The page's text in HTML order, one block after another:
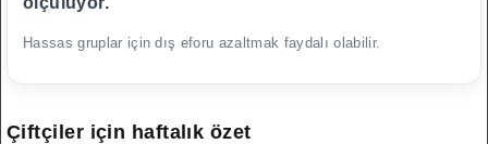
Hassas gruplar için dış eforu azaltmak faydalı olabilir.
Çiftçiler için haftalık özet